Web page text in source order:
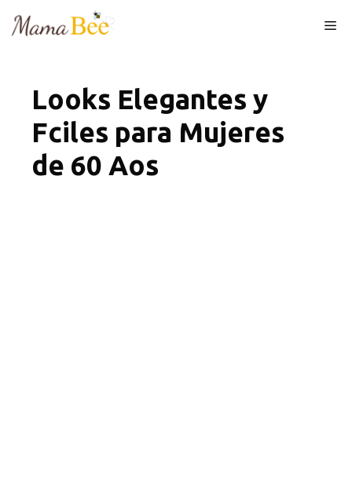
Looks Elegantes y
Fciles para Mujeres
de 60 Aos